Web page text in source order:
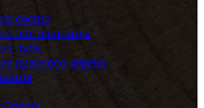
сосны
лиственницы
дуба
красного дерева